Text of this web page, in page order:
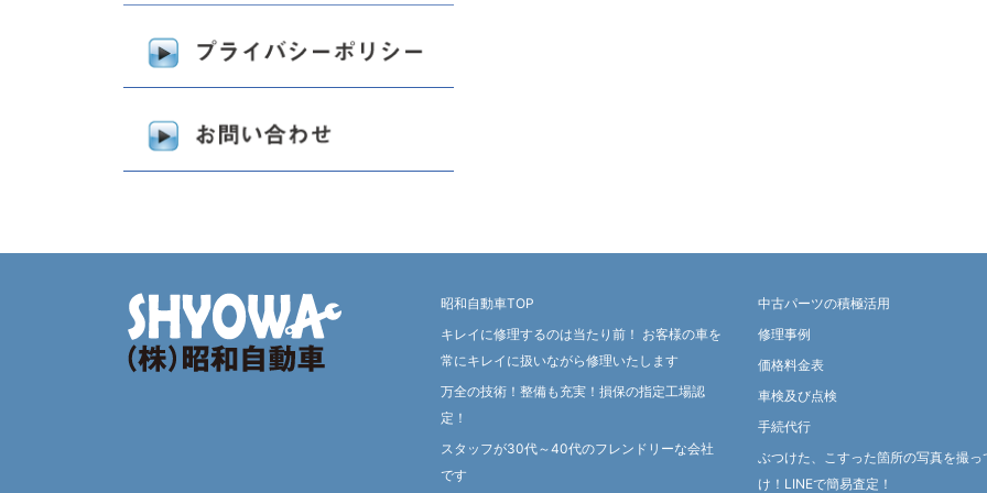
昭和自動車TOP
キレイに修理するのは当たり前！ お客様の車を
常にキレイに扱いながら修理いたします
万全の技術！整備も充実！損保の指定工場認
定！
スタッフが30代～40代のフレンドリーな会社
です
中古パーツの積極活用
修理事例
価格料金表
車検及び点検
手続代行
ぶつけた、こすった箇所の写真を撮っ
け！LINEで簡易査定！